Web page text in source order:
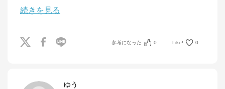
続きを見る
参考になった 0 Like! 0
ゆう